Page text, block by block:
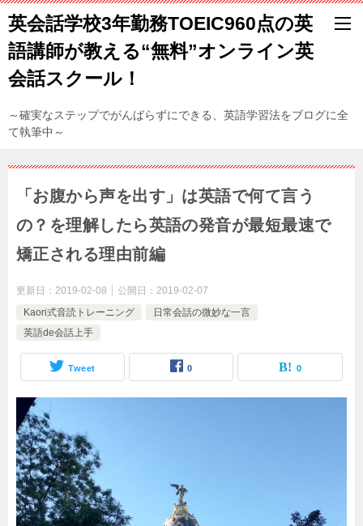
英会話学校3年勤務TOEIC960点の英
語講師が教える“無料”オンライン英
会話スクール！
～確実なステップでがんばらずにできる、英語学習法をブログに全
て執筆中～
「お腹から声を出す」は英語で何て言う
の？を理解したら英語の発音が最短最速で
矯正される理由前編
更新日： 2019-02-08 公開日： 2019-02-07
Kaori式音読トレーニング
日常会話の微妙な一言
英語de会話上手
Tweet 0 0